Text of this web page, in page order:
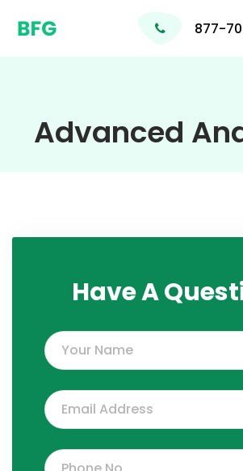
877-
Advanced
Have A